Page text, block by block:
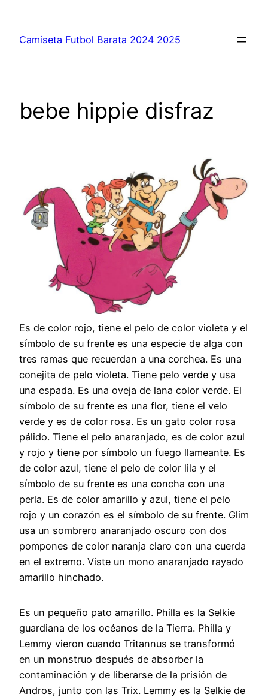
contenido
Camiseta Futbol Barata 2024 2025
bebe hippie disfraz
Es de color rojo, tiene el pelo de color violeta y el
símbolo de su frente es una especie de alga con
tres ramas que recuerdan a una corchea. Es una
conejita de pelo violeta. Tiene pelo verde y usa
una espada. Es una oveja de lana color verde. El
símbolo de su frente es una flor, tiene el velo
verde y es de color rosa. Es un gato color rosa
pálido. Tiene el pelo anaranjado, es de color azul
y rojo y tiene por símbolo un fuego llameante. Es
de color azul, tiene el pelo de color lila y el
símbolo de su frente es una concha con una
perla. Es de color amarillo y azul, tiene el pelo
rojo y un corazón es el símbolo de su frente. Glim
usa un sombrero anaranjado oscuro con dos
pompones de color naranja claro con una cuerda
en el extremo. Viste un mono anaranjado rayado
amarillo hinchado.
Es un pequeño pato amarillo. Philla es la Selkie
guardiana de los océanos de la Tierra. Philla y
Lemmy vieron cuando Tritannus se transformó
en un monstruo después de absorber la
contaminación y de liberarse de la prisión de
Andros, junto con las Trix. Lemmy es la Selkie de